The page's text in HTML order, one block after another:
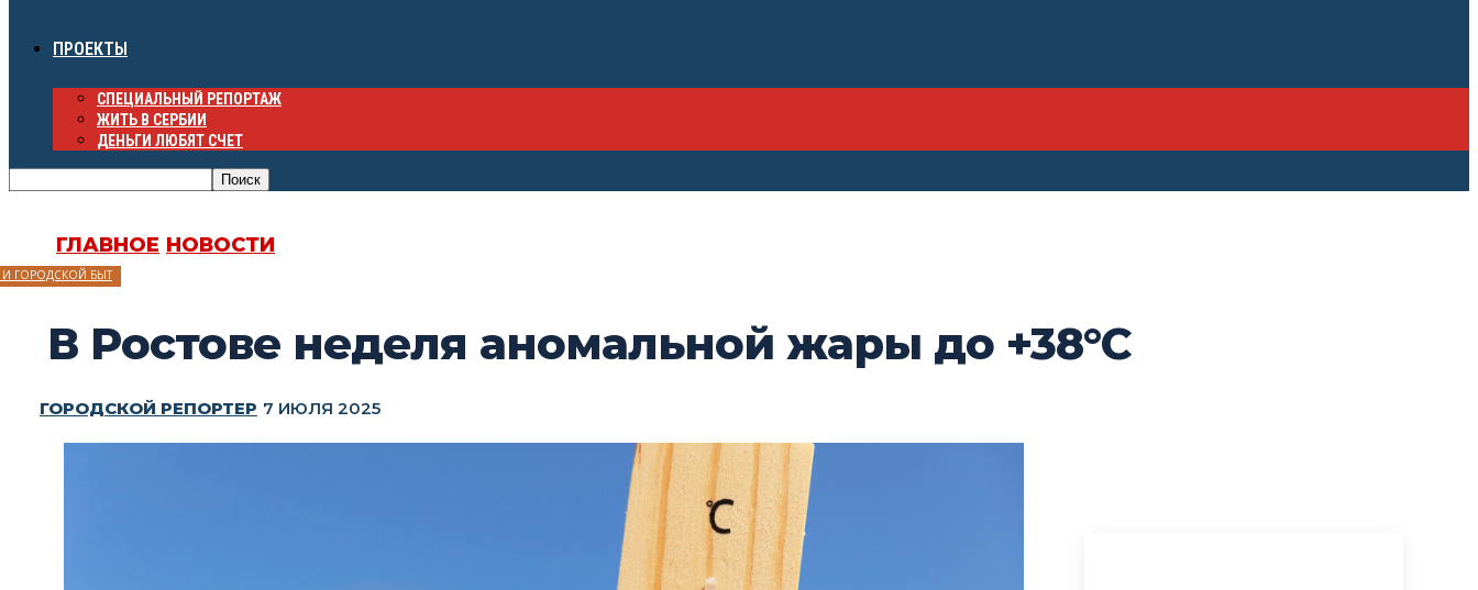
ПРОЕКТЫ
СПЕЦИАЛЬНЫЙ РЕПОРТАЖ
ЖИТЬ В СЕРБИИ
ДЕНЬГИ ЛЮБЯТ СЧЕТ
ГЛАВНОЕ НОВОСТИ
ГОРОДСКОЙ БЫТ
В Ростове неделя аномальной жары до +38°C
ГОРОДСКОЙ РЕПОРТЕР 7 ИЮЛЯ 2025